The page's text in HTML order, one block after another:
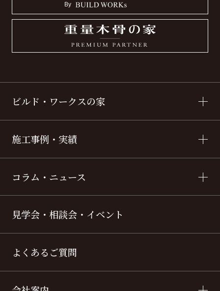
ビルド・ワークスの家
施工事例・実績
コラム・ニュース
見学会・相談会・イベント
よくあるご質問